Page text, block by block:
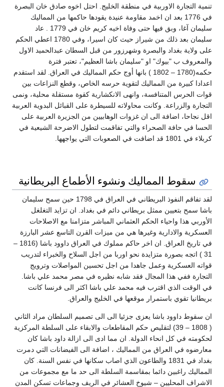
تنمية التجارة الاوربية في منطقة الخليج. احتل اخوه صادق خان البصرة
في 1776 بعد ان اخمد مقاومة عنيدة يقودها حاكمها من المماليك
سليمان آغا، وبق فيها حتى وفاة اخيه كريم خان في 1779 . عاد
سليمان بعد ذلك من شيراز حيث كان اسيرا، وفي 1780 اعطي الحكم
على ولاية بغداد والبصرة وشهرزور من قبل السطان عبدالحميد الاول
والمعروف ب "بيوك" او "سليمان باشا العظيم"، تعتبر فترة
حكمه(1780 – 1802 ) بانها أوج حكم المماليك في العراق. لقد استقدم
اعدادا كبيرة من المماليك لتقوية حرسه الخاص، وقطع النزاعات بين
قوات الحرس المتنافسة، وانهى الانكشارية كقوة مستقلة محلية، ونمى
التجارة والزراعة. وكانت محاولاته للسيطرة على القبائل البدوية العربية
اقل نجاحا، اضافة الى ان غزوات الوهابيين من الجزيرة العربية على
الحسا في حافة الصحراء والتي تفاقمت لتطول الاضرحة الشيعية في
كربلاء في 1801 قد اضافت في الصعوبات التي يواجهها.
سقوط المماليك ونشوء الأطماع البريطانية
لقد تفاقم النفوذ البريطاني في العراق في 1798 حين سمح سليمان
باشا سمح بتعيين ممثل بريطاني دائم في بغداد. ان تزايد التغلغل
الأوربي هذا واحياء الحكم العثماني المباشر متزامنا مع الاصلاحات
العسكرية والادارية وغيرها هي من ميزات القرن التاسع عشر البارزة
في تاريخ العراق. ان اخر حاكم مملوك في العراق داوود باشا (1816 –
31 ) اتجه بصورة متزايدة نحو اوربا من اجل السلاح والخبراء لتدريب
قواته العسكرية وعمل جاهدا من اجل تحسين المواصلات وترويج
التجارة ففي هذا المجال فقد شابه نظيره في مصر محمد علي باشا.
في الوقت الذي اقترب فيه محمد علي باشا اكثر الى فرنسا كانت
بريطانيا تقوي باستمرار موقعها في الخليج والعراق.
ان سقوط داوود باشا يعزى جزئيا الى الى تصميم السلطان مراد الثاني
( 1808 – 39) لتقليص حكم المقاطعات والابقاء على السلطة المركزية
لحكومته في كل انحاء الدولة. ان مما ادى الى ازالة داود باشا كان
معارضوه في العراق من المماليك ، اضافة الى الفيضانات التي دمرت
بغداد في 1831 والطاعون الذي اصاب سكانها في نفس السنة. كان
المماليك راغبين دائما بمقاسمة السلطة الى حد ما مع مجموعات من
الاشراف المحليين – شيوخ العشائر في الريف وجماعات تسكن المدن